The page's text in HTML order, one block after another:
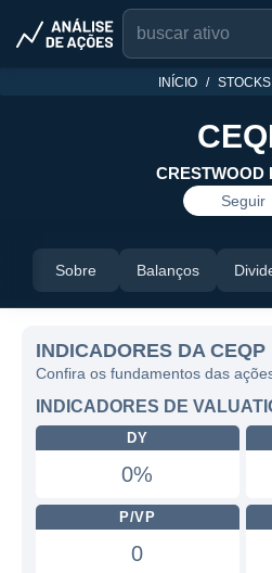
INÍCIO STOCKS
CRESTWOOD
Seguir
Sobre Balanços
INDICADORES DA CEQP
Confira os fundamentos das
INDICADORES DE
DY
0%
P/VP
0